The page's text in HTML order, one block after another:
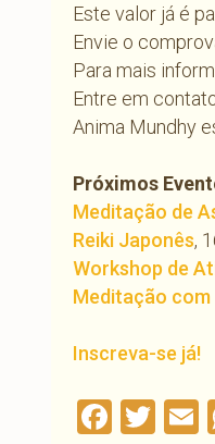
Este valor já é
Envie o
Para mais
Entre em
Anima Mundhy
Próximos
Meditação de
Reiki Japonês,
Workshop de
Meditação
Inscreva-se já!